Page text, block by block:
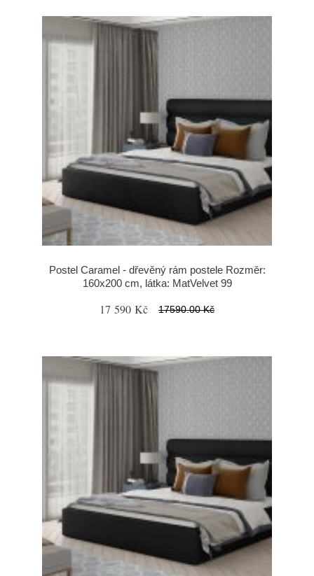
Postel Caramel - dřevěný rám postele Rozměr:
160x200 cm, látka: MatVelvet 99
17 590 Kč 17590.00 Kč